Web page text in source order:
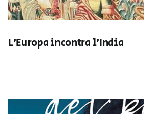
L’Europa incontra l’India